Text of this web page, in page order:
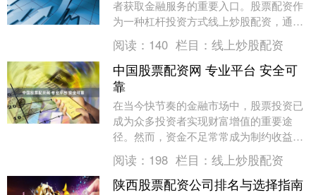
者获取金融服务的重要入口。股票配资作
为一种杠杆投资方式线上炒股配资，通过
微信平台操作更加便捷。本文将为您推荐
可靠的微信股票配....
阅读： 140 栏目： 线上炒股配资
中国股票配资网 专业平台 安全可
靠
在当今快节奏的金融市场中，股票投资已
成为众多投资者实现财富增值的重要途
径。然而，资金不足常常成为制约收益扩
大的瓶颈。此时，选择一个专业、安全、
可靠的股票配资平台....
阅读： 198 栏目： 线上炒股配资
陕西股票配资公司排名与选择指南